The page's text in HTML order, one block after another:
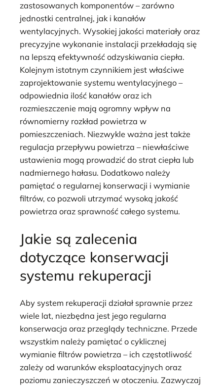
zastosowanych komponentów – zarówno
jednostki centralnej, jak i kanałów
wentylacyjnych. Wysokiej jakości materiały oraz
precyzyjne wykonanie instalacji przekładają się
na lepszą efektywność odzyskiwania ciepła.
Kolejnym istotnym czynnikiem jest właściwe
zaprojektowanie systemu wentylacyjnego –
odpowiednia ilość kanałów oraz ich
rozmieszczenie mają ogromny wpływ na
równomierny rozkład powietrza w
pomieszczeniach. Niezwykle ważna jest także
regulacja przepływu powietrza – niewłaściwe
ustawienia mogą prowadzić do strat ciepła lub
nadmiernego hałasu. Dodatkowo należy
pamiętać o regularnej konserwacji i wymianie
filtrów, co pozwoli utrzymać wysoką jakość
powietrza oraz sprawność całego systemu.
Jakie są zalecenia
dotyczące konserwacji
systemu rekuperacji
Aby system rekuperacji działał sprawnie przez
wiele lat, niezbędna jest jego regularna
konserwacja oraz przeglądy techniczne. Przede
wszystkim należy pamiętać o cyklicznej
wymianie filtrów powietrza – ich częstotliwość
zależy od warunków eksploatacyjnych oraz
poziomu zanieczyszczeń w otoczeniu. Zazwyczaj